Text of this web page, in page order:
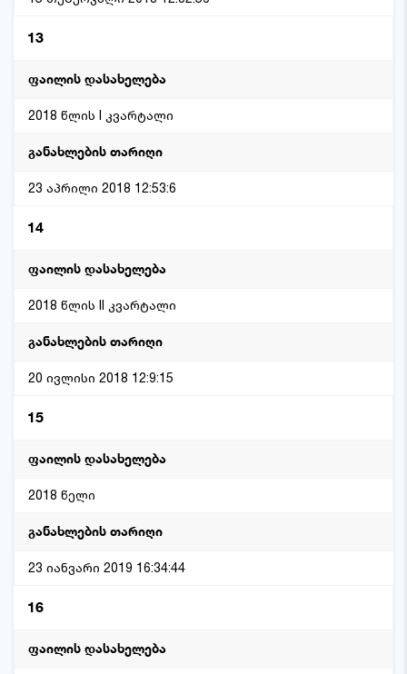
13
2018 წლის I კვარტალი
23 აპრილი 2018 12:53:6
14
2018 წლის II კვარტალი
20 ივლისი 2018 12:9:15
15
2018 წელი
23 იანვარი 2019 16:34:44
16